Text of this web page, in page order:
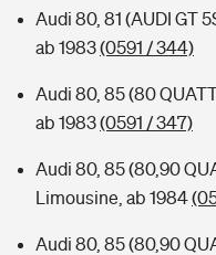
Audi 80, 81 (AUDI GT
ab 1983(0591 / 344)
Audi 80, 85 (80
ab 1983(0591 / 347)
Audi 80, 85 (80,90
Limousine, ab 1984
Audi 80, 85 (80,90